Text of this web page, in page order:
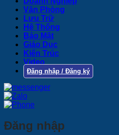
Văn Phòng
Lưu Trữ
Hệ Thống
Bảo Mật
Giáo Dục
Kiến Trúc
Video
Đăng nhập / Đăng ký
Đăng nhập